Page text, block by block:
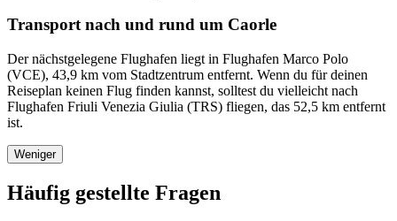
Transport nach und rund um Caorle
Der nächstgelegene Flughafen liegt in Flughafen Marco Polo
(VCE), 43,9 km vom Stadtzentrum entfernt. Wenn du für deinen
Reiseplan keinen Flug finden kannst, solltest du vielleicht nach
Flughafen Friuli Venezia Giulia (TRS) fliegen, das 52,5 km entfernt
ist.
Weniger
Häufig gestellte Fragen